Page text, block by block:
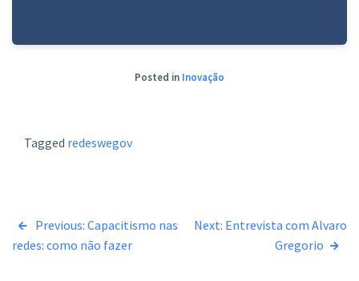
Posted in Inovação
Tagged redeswegov
Navegação
de
Previous: Capacitismo nas
redes: como não fazer
Next: Entrevista com Alvaro
Gregorio